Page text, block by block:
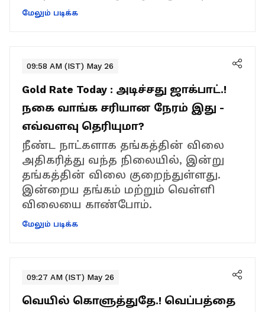
மேலும் படிக்க
09:58 AM (IST) May 26
Gold Rate Today : அடிச்சது ஜாக்பாட்.!
நகை வாங்க சரியான நேரம் இது -
எவ்வளவு தெரியுமா?
நீண்ட நாட்களாக தங்கத்தின் விலை
அதிகரித்து வந்த நிலையில், இன்று
தங்கத்தின் விலை குறைந்துள்ளது.
இன்றைய தங்கம் மற்றும் வெள்ளி
விலையை காண்போம்.
மேலும் படிக்க
09:27 AM (IST) May 26
வெயில் கொளுத்துதே.! வெப்பத்தை